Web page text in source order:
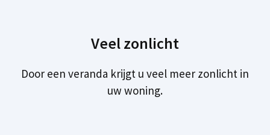
Veel zonlicht
Door een veranda krijgt u veel meer zonlicht in
uw woning.